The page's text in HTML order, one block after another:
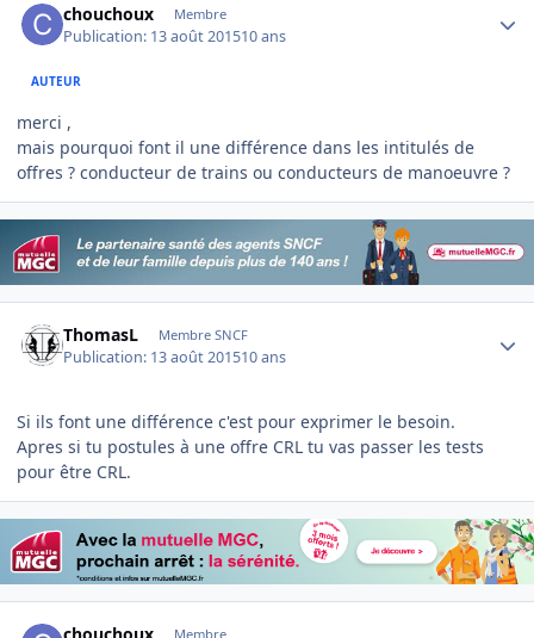
chouchoux Membre
Publication: 13 août 201510 ans
AUTEUR
merci ,
mais pourquoi font il une différence dans les intitulés de
offres ? conducteur de trains ou conducteurs de manoeuvre ?
ThomasL Membre SNCF
Publication: 13 août 201510 ans
Si ils font une différence c'est pour exprimer le besoin.
Apres si tu postules à une offre CRL tu vas passer les tests
pour être CRL.
Membre